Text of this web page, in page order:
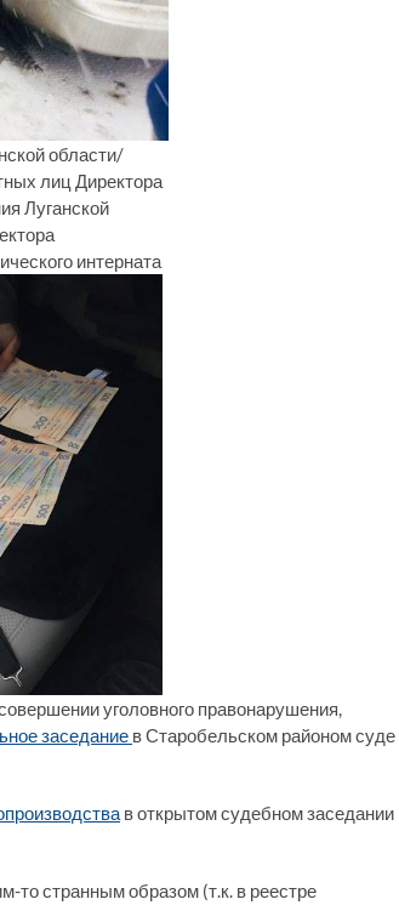
области/
лиц Директора
Луганской
интерната
уголовного правонарушения,
заседание в Старобельском районом суде
в открытом судебном заседании
то странным образом (т.к. в реестре